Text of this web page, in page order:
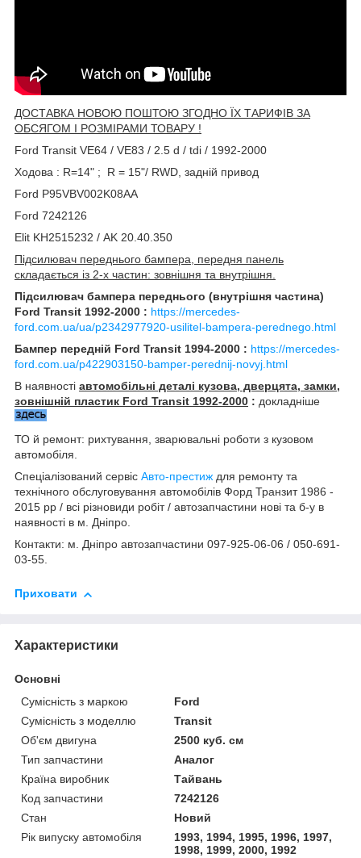
ДОСТАВКА НОВОЮ ПОШТОЮ ЗГОДНО ЇХ ТАРИФІВ ЗА
ОБСЯГОМ І РОЗМІРАМИ ТОВАРУ !
Ford Transit VE64 / VE83 / 2.5 d / tdi / 1992-2000
Ходова : R=14" ; R = 15"/ RWD, задній привод
Ford P95VBV002K08AA
Ford 7242126
Elit KH2515232 / AK 20.40.350
Підсилювач переднього бампера, передня панель
складається із 2-х частин: зовнішня та внутрішня.
Підсилювач бампера переднього (внутрішня частина)
Ford Transit 1992-2000 : https://mercedes-
ford.com.ua/ua/p2342977920-usilitel-bampera-perednego.html
Бампер передній Ford Transit 1994-2000 : https://mercedes-
ford.com.ua/p422903150-bamper-perednij-novyj.html
В наявності автомобільні деталі кузова, дверцята, замки,
зовнішній пластик Ford Transit 1992-2000 : докладніше
ТО й ремонт: рихтування, зварювальні роботи з кузовом
автомобіля.
Спеціалізований сервіс Авто-престиж для ремонту та
технічного обслуговування автомобілів Форд Транзит 1986 -
2015 рр / всі різновиди робіт / автозапчастини нові та б-у в
наявності в м. Дніпро.
Контакти: м. Дніпро автозапчастини 097-925-06-06 / 050-691-
03-55.
Приховати
Характеристики
Основні
Сумісність з маркою
Ford
Сумісність з моделлю
Transit
Об'єм двигуна
2500 куб. см
Тип запчастини
Аналог
Країна виробник
Тайвань
Код запчастини
7242126
Стан
Новий
Рік випуску автомобіля
1993, 1994, 1995, 1996, 1997,
1998, 1999, 2000, 1992